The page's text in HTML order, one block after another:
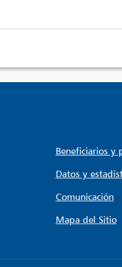
Beneficiarios y
Datos y
Comunicación
Mapa del Sitio